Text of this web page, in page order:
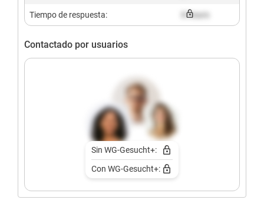
Tiempo de respuesta: X hours
Contactado por usuarios
Sin WG-Gesucht+:
Con WG-Gesucht+: